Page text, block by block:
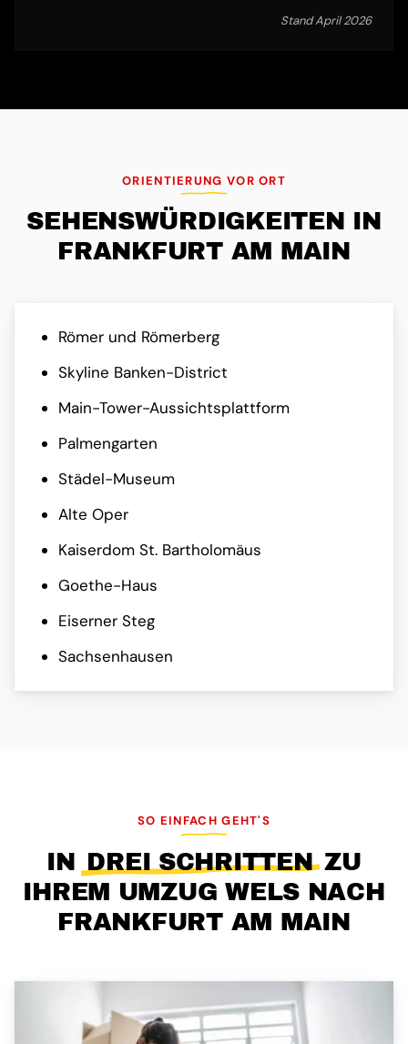
Stand April 2026
ORIENTIERUNG VOR ORT
SEHENS­WÜRDIG­KEITEN IN
FRANKFURT AM MAIN
Römer und Römerberg
Skyline Banken-District
Main-Tower-Aussichtsplattform
Palmengarten
Städel-Museum
Alte Oper
Kaiserdom St. Bartholomäus
Goethe-Haus
Eiserner Steg
Sachsenhausen
SO EINFACH GEHT'S
IN DREI SCHRITTENZU
IHREM UMZUG WELS NACH
FRANKFURT AM MAIN